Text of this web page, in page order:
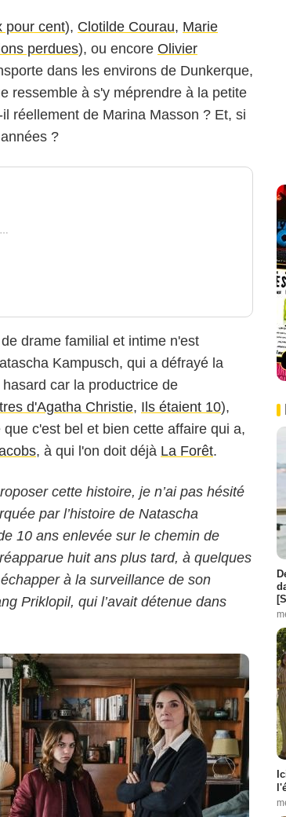
pour cent), Clotilde Courau, Marie
perdues), ou encore Olivier
dans les environs de Dunkerque,
ressemble à s'y méprendre à la petite
réellement de Marina Masson ? Et, si
?
Clotilde Courau
drame familial et intime n'est
Kampusch, qui a défrayé la
car la productrice de
d'Agatha Christie, Ils étaient 10),
c'est bel et bien cette affaire qui a,
, à qui l'on doit déjà La Forêt.
cette histoire, je n’ai pas hésité
par l’histoire de Natascha
10 ans enlevée sur le chemin de
huit ans plus tard, à quelques
à la surveillance de son
Priklopil, qui l’avait détenue dans
FILMS